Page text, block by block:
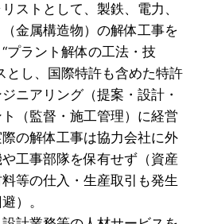
ストとして、製鉄、電力、
金属構造物）の解体工事を
プラント解体の工法・技
とし、国際特許も含めた特許
ニアリング（提案・設計・
（監督・施工管理）に経営
の解体工事は協力会社に外
工事部隊を保有せず（資産
等の仕入・生産取引も発生
）。